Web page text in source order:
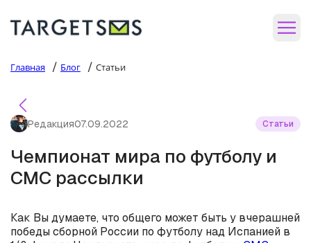
Главная / Блог / Статьи
Редакция07.09.2022 Статьи
Чемпионат мира по футболу и
СМС рассылки
Как Вы думаете, что общего может быть у вчерашней
победы сборной России по футболу над Испанией в